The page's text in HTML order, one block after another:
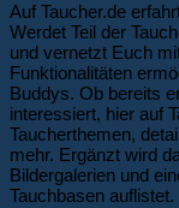
Auf Taucher.de
Werdet Teil der
und vernetzt Euch
Funktionalitäten
Buddys. Ob bereits
interessiert, hier auf
Taucherthemen,
mehr. Ergänzt wird
Bildergalerien und
Tauchbasen auflistet.